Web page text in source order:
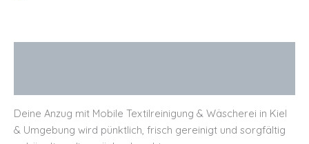
Deine Anzug mit Mobile Textilreinigung & Wäscherei in Kiel
& Umgebung wird pünktlich, frisch gereinigt und sorgfältig